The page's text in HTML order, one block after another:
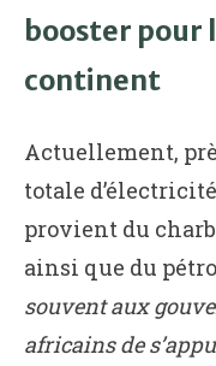
booster pour
continent
Actuellement,
totale
provient du
ainsi que du
souvent aux
africains de